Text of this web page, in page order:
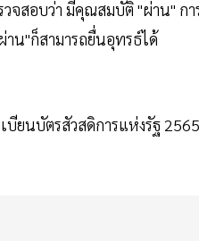
จสอบว่า มีคุณสมบัติ "ผ่าน" ก
าน"ก็สามารถยื่นอุทรธ์ได้
นบัตรสัวสดิการแห่งรัฐ